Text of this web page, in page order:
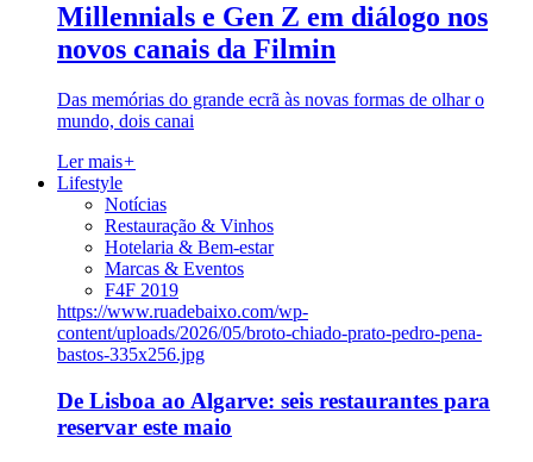
Millennials e Gen Z em diálogo nos
novos canais da Filmin
Das memórias do grande ecrã às novas formas de olhar o
mundo, dois canai
Ler mais+
Lifestyle
Notícias
Restauração & Vinhos
Hotelaria & Bem-estar
Marcas & Eventos
F4F 2019
https://www.ruadebaixo.com/wp-
content/uploads/2026/05/broto-chiado-prato-pedro-pena-
bastos-335x256.jpg
De Lisboa ao Algarve: seis restaurantes para
reservar este maio